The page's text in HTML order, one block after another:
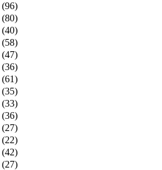
(96)
(80)
(40)
(58)
(47)
(36)
(61)
(35)
(33)
(36)
(27)
(22)
(42)
(27)